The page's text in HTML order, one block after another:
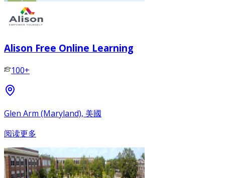
Alison Free Online Learning
100+
Glen Arm (Maryland), 美國
阅读更多